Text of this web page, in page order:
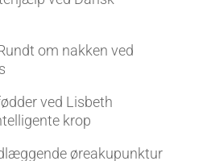
om nakken ved
ved Lisbeth
krop
øreakupunktur